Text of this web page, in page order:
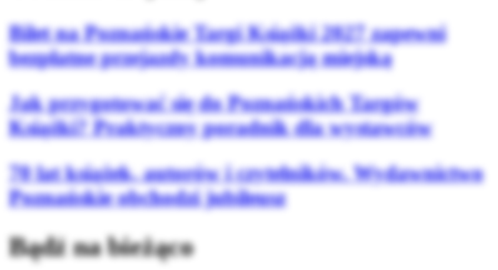
Bilet na Poznańskie Targi Książki 2027 zapewni
bezpłatne przejazdy komunikacją miejską
Jak przygotować się do Poznańskich Targów
Książki? Praktyczny poradnik dla wystawców
70 lat książek, autorów i czytelników. Wydawnictwo
Poznańskie obchodzi jubileusz
Bądź na bieżąco